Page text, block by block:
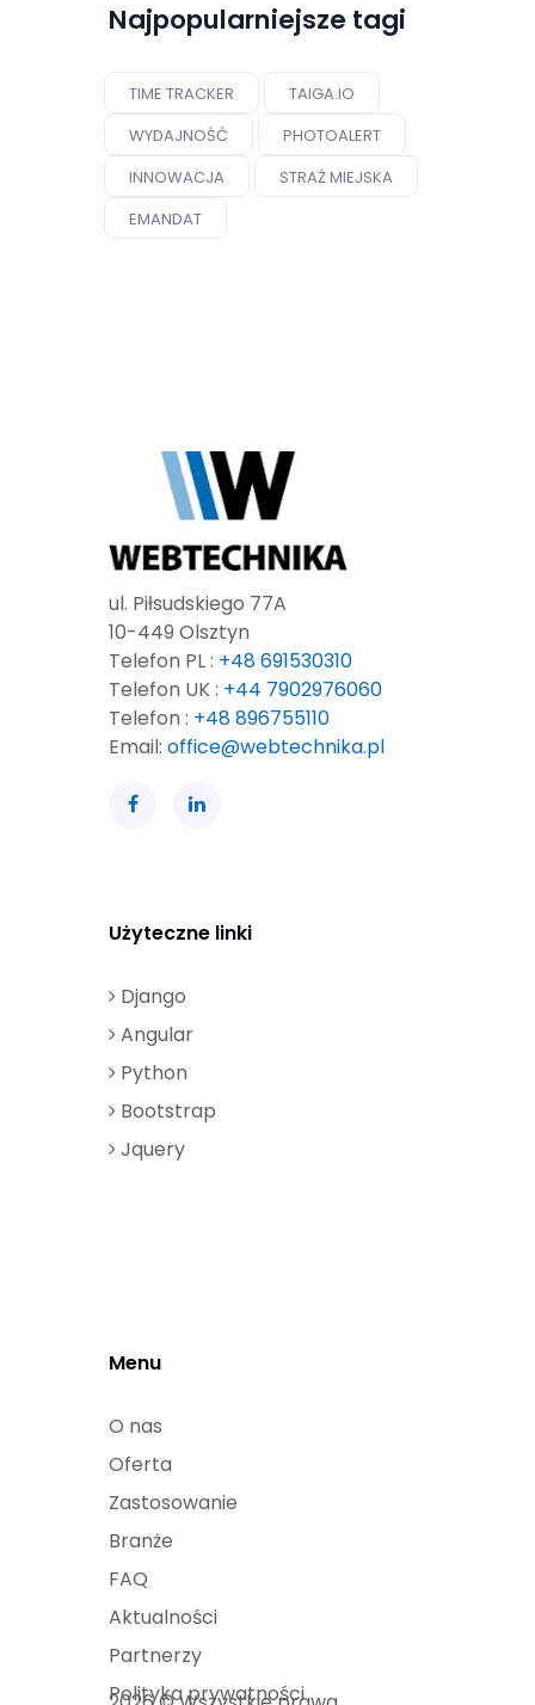
Najpopularniejsze tagi
TIME TRACKER
TAIGA.IO
WYDAJNOŚĆ
PHOTOALERT
INNOWACJA
STRAŻ MIEJSKA
EMANDAT
ul. Piłsudskiego 77A
10-449 Olsztyn
Telefon PL : +48 691530310
Telefon UK : +44 7902976060
Telefon : +48 896755110
Email: office@webtechnika.pl
Użyteczne linki
Django
Angular
Python
Bootstrap
Jquery
Menu
O nas
Oferta
Zastosowanie
Branże
FAQ
Aktualności
Partnerzy
Polityka prywatności